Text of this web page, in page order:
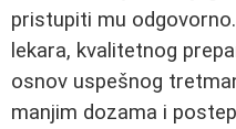
pristupiti mu
lekara, kvalitetnog
osnov uspešnog
manjim dozama i